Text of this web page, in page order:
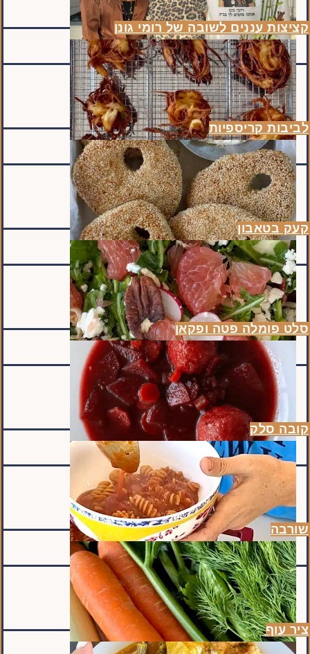
קציצות עננים לשובה של רומי גונן
לביבות קריספיות
קעק בטאבון
סלט פומלה פטה ופקאן
קובה סלק
שורבה
ציר עוף